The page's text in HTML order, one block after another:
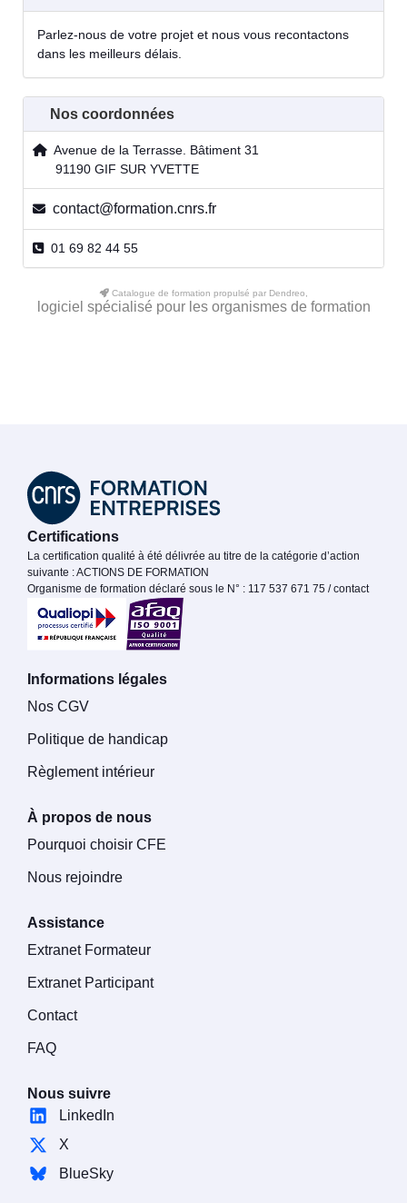
Parlez-nous de votre projet et nous vous recontactons
dans les meilleurs délais.
Nos coordonnées
Avenue de la Terrasse. Bâtiment 31
91190 GIF SUR YVETTE
contact@formation.cnrs.fr
01 69 82 44 55
Catalogue de formation propulsé par Dendreo,
logiciel spécialisé pour les organismes de formation
Certifications
La certification qualité à été délivrée au titre de la catégorie d’action
suivante : ACTIONS DE FORMATION
Organisme de formation déclaré sous le N° : 117 537 671 75 / contact
Informations légales
Nos CGV
Politique de handicap
Règlement intérieur
À propos de nous
Pourquoi choisir CFE
Nous rejoindre
Assistance
Extranet Formateur
Extranet Participant
Contact
FAQ
Nous suivre
LinkedIn
X
BlueSky